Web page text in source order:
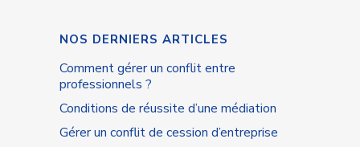
NOS DERNIERS ARTICLES
Comment gérer un conflit entre
professionnels ?
Conditions de réussite d’une médiation
Gérer un conflit de cession d’entreprise